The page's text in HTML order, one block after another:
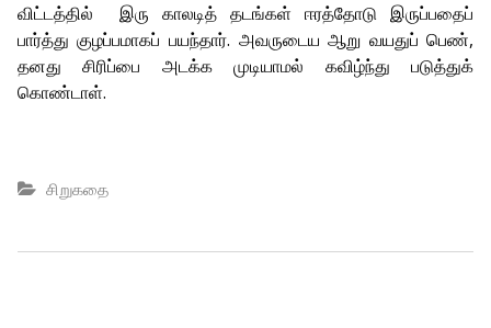
விட்டத்தில் இரு காலடித் தடங்கள் ஈரத்தோடு இருப்பதைப்
பார்த்து குழப்பமாகப் பயந்தார். அவருடைய ஆறு வயதுப் பெண்,
தனது சிரிப்பை அடக்க முடியாமல் கவிழ்ந்து படுத்துக்
கொண்டாள்.
சிறுகதை